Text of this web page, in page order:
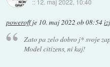
:: 12. maj 2022, 10:40
poweroffje 10. maj 2022 ob 08:54
Zato pa zelo dobro j* svoje
Model citizens, ni kaj!